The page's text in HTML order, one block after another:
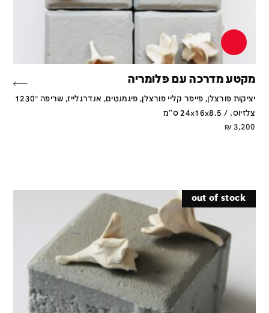
מקטע מדרכה עם פלומריה
יציקות פורצלן, פייפר קליי פורצלן, פיגמנטים, אנדרגלייז, שריפה 1230°
צלזיוס. / 24x16x8.5 ס''מ
3,200
₪
out of stock